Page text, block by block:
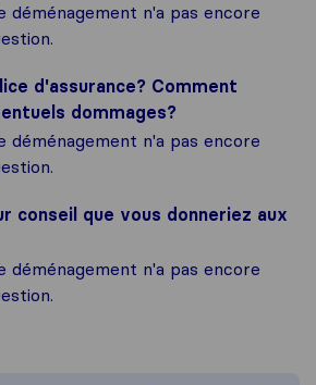
n'a pas encore
d'assurance? Comment
dommages?
n'a pas encore
conseil que vous donneriez aux
n'a pas encore